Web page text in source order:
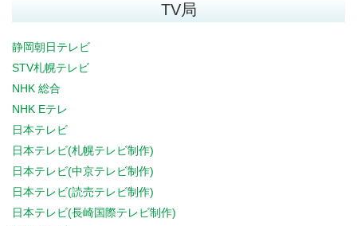
TV局
静岡朝日テレビ
STV札幌テレビ
NHK 総合
NHK Eテレ
日本テレビ
日本テレビ(札幌テレビ制作)
日本テレビ(中京テレビ制作)
日本テレビ(読売テレビ制作)
日本テレビ(長崎国際テレビ制作)